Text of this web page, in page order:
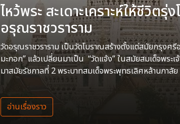
ไหว้พระ สะเดาะเคราะห์ให้ชีวิต
อรุณราชวราราม
วัดอรุณราชวราราม เป็นวัดโบราณสร้างตั้งแต่สมัยกรุงศรีอ
มะกอก” แล้วเปลี่ยนมาเป็น “วัดแจ้ง” ในสมัยสมเด็จพระ
มาสมัยรัชกาลที่ 2 พระบาทสมเด็จพระพุทธเลิศหล้านภาลัย
อ่านเรื่องราว